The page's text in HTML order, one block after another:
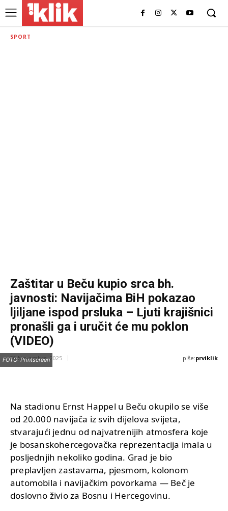
SPORT
Zaštitar u Beču kupio srca bh.
javnosti: Navijačima BiH pokazao
ljiljane ispod prsluka – Ljuti krajišnici
pronašli ga i uručit će mu poklon
(VIDEO)
20 Novembra, 2025 piše:prviklik
FOTO: Printscreen
Na stadionu Ernst Happel u Beču okupilo se više
od 20.000 navijača iz svih dijelova svijeta,
stvarajući jednu od najvatrenijih atmosfera koje
je bosanskohercegovačka reprezentacija imala u
posljednjih nekoliko godina. Grad je bio
preplavljen zastavama, pjesmom, kolonom
automobila i navijačkim povorkama — Beč je
doslovno živio za Bosnu i Hercegovinu.